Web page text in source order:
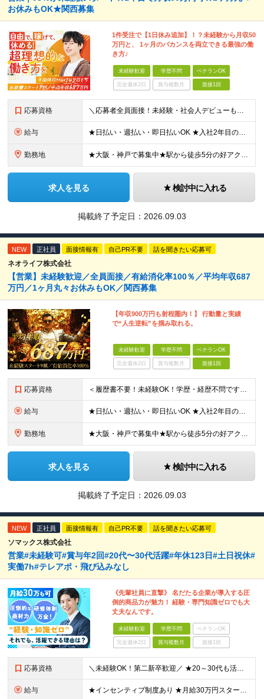
お休みもOK★関西募集
1件受注で【1日休み追加】！？未経験から月収50
万円と、 1ヶ月のバカンスを両立できる最強の働
き方♪
未経験歓迎 学歴不問 ベテランOK
完全週休2日 賞与複数月 面接1回
応募資格 ＼応募者全員面接！未経験・社会人デビューも歓迎／ ◆スキル・資格は一切不要 ◆職種・業種未経験歓迎 ◆第二新卒・ブランクOK ＜先輩の志望動機をご紹介＞ 「収入もお休みも大切にしたい」 「頑張った分
給与 ★日払い・週払い・即日払いOK ★入社2年目の平均年収687万円 ★入社3年目で年収900万円の社員も在籍 ＼2つのコースから給与形態を選べます！／ 【1】安定収入をゲットしたい方向けコース 基本給
勤務地 ★大阪・神戸で募集中★駅から徒歩5分の好アクセス ■新大阪事業所／大阪府大阪市東淀川区東中島4-11-6 ネオライフ新大阪ビル8F ■神戸事業所／兵庫県神戸市中央区多聞通4-4-13 歩11番館50
求人を見る 検討中に入れる
掲載終了予定日： 2026.09.03
NEW 正社員 面接情報有 自己PR不要 話を聞きたい応募可
ネオライフ株式会社
【営業】未経験歓迎／全員面接／有給消化率100％／平均年収687
万円／1ヶ月丸々お休みもOK／関西募集
【年収900万円も射程圏内！】 行動量と実績
で“人生逆転”を掴み取れる。
未経験歓迎 学歴不問 ベテランOK
完全週休2日 賞与複数月 面接1回
応募資格 ＜履歴書不要！未経験OK！学歴・経歴不問です＞ ◆スキル・資格は一切不要 ◆職種・業種未経験歓迎 ◆第二新卒・ブランク・社会人デビューOK ＜こんな方にピッタリ！＞ □収入もお休みも大切にしたい方
給与 ★日払い・週払い・即日払いOK ★入社2年目の平均年収687万円 ★入社3年目で年収900万円の社員も在籍 ＼2つのコースから給与形態を選べます！／ 【1】安定収入をゲットしたい方向けコース 基本給
勤務地 ★大阪・神戸で募集中★駅から徒歩5分の好アクセス ■新大阪事業所／大阪府大阪市東淀川区東中島4-11-6 ネオライフ新大阪ビル8F ■神戸事業所／兵庫県神戸市中央区多聞通4-4-13 歩11番館50
求人を見る 検討中に入れる
掲載終了予定日： 2026.09.03
NEW 正社員 面接情報有 自己PR不要 話を聞きたい応募可
ソマックス株式会社
営業#未経験可#賞与年2回#20代〜30代活躍#年休123日#土日祝休#
実働7h#テレアポ・飛び込みなし
《先輩社員に直撃》 名だたる企業が導入する圧
倒的商品力が魅力！ 経験・専門知識ゼロでも大
丈夫なんです。
未経験歓迎 学歴不問 ベテランOK
完全週休2日 賞与複数月 面接1回
応募資格 ＼未経験OK！第二新卒歓迎／ ★20～30代も活躍中です！ ◆学歴不問 ◆普通自動車の運転免許をお持ちの方（AT可） ＼未経験スタートでも安心！／ 業界トップクラスの実績と信頼を誇ることから お客
給与 ★インセンティブ制度あり ★月給30万円スタートも可 月給23万円～30万円＋諸手当＋賞与 ※経験・スキルを考慮の上、決定します ※試用期間6ヶ月間あり（期間中の条件に差異はありません） ※残業代